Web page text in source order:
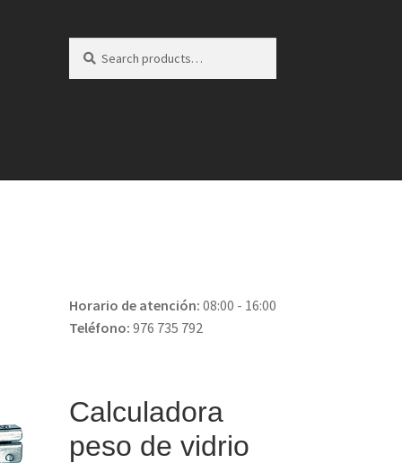
for:
Horario de atención: 08:00 - 16:00
Teléfono: 976 735 792
Calculadora
peso de vidrio